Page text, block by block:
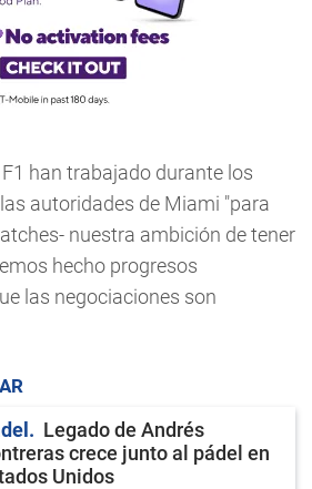
han trabajado durante los
autoridades de Miami "para
nuestra ambición de tener
hecho progresos
las negociaciones son
Legado de Andrés
crece junto al pádel en
Unidos